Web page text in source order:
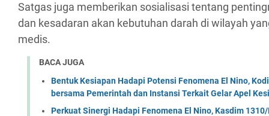
Satgas juga memberikan sosialisasi tentang
dan kesadaran akan kebutuhan darah di wilayah
medis.
BACA JUGA
Bentuk Kesiapan Hadapi Potensi Fenomena El Nino,
bersama Pemerintah dan Instansi Terkait Gelar Apel
Perkuat Sinergi Hadapi Fenomena El Nino, Kasdim